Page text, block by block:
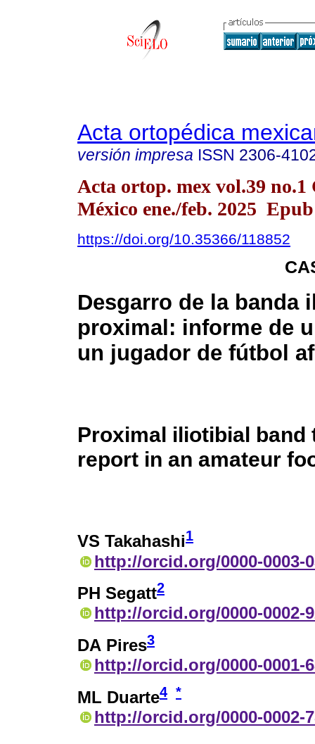
Acta ortopédica
versión impresa ISSN 2306-
Acta ortop. mex vol.39 no.1
México ene./feb. 2025
https://doi.org/10.35366/118852
Desgarro de la banda
proximal: informe de
un jugador de fútbol
Proximal iliotibial band
report in an amateur
VS Takahashi1
http://orcid.org/0000-0003-
PH Segatt2
http://orcid.org/0000-0002-
DA Pires3
http://orcid.org/0000-0001-
ML Duarte4 *
http://orcid.org/0000-0002-